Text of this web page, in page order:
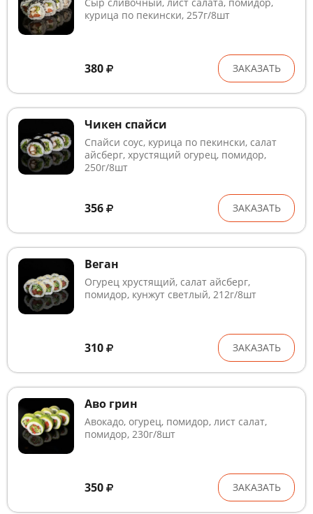
курица по пекински, 257г/8шт
380 ЗАКАЗАТЬ
Чикен спайси
Спайси соус, курица по пекински, салат
айсберг, хрустящий огурец, помидор,
250г/8шт
356 ЗАКАЗАТЬ
Веган
Огурец хрустящий, салат айсберг,
помидор, кунжут светлый, 212г/8шт
310 ЗАКАЗАТЬ
Аво грин
Авокадо, огурец, помидор, лист салат,
помидор, 230г/8шт
350 ЗАКАЗАТЬ